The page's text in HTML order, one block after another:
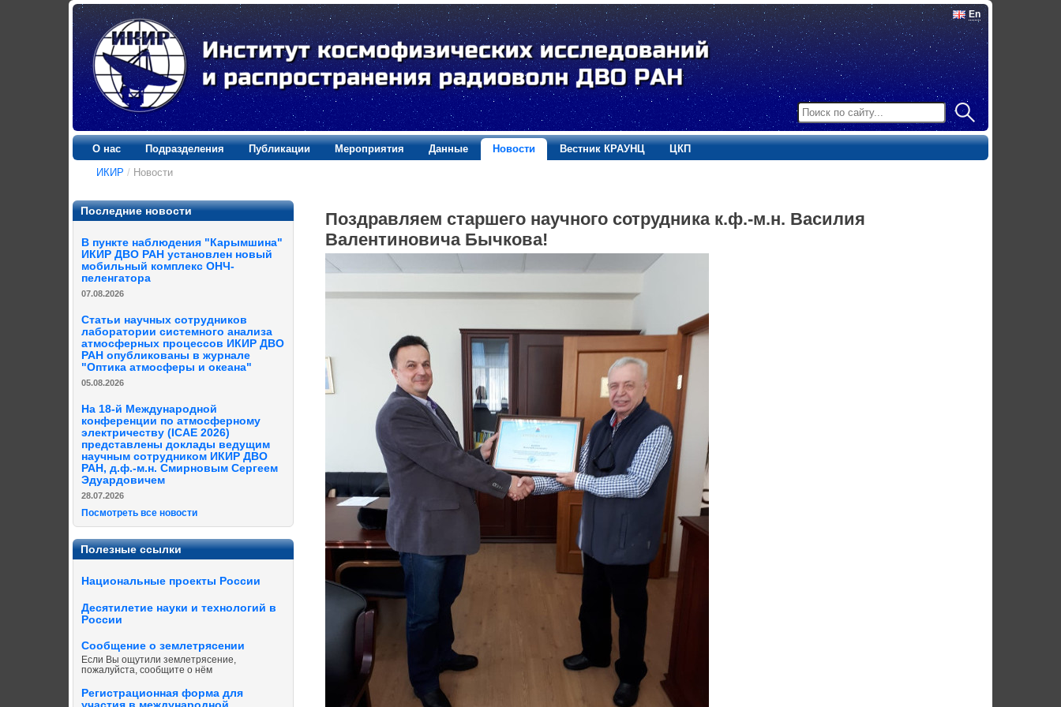
En
О нас Подразделения Публикации Мероприятия Данные Новости Вестник КРАУНЦ
ЦКП
ИКИР / Новости
Последние новости
В пункте наблюдения "Карымшина"
ИКИР ДВО РАН установлен новый
мобильный комплекс ОНЧ-
пеленгатора
07.08.2026
Статьи научных сотрудников
лаборатории системного анализа
атмосферных процессов ИКИР ДВО
РАН опубликованы в журнале
"Оптика атмосферы и океана"
05.08.2026
На 18-й Международной
конференции по атмосферному
электричеству (ICAE 2026)
представлены доклады ведущим
научным сотрудником ИКИР ДВО
РАН, д.ф.-м.н. Смирновым Сергеем
Эдуардовичем
28.07.2026
Посмотреть все новости
Полезные ссылки
Национальные проекты России
Десятилетие науки и технологий в
России
Сообщение о землетрясении
Если Вы ощутили землетрясение,
пожалуйста, сообщите о нём
Регистрационная форма для
Поздравляем старшего научного сотрудника к.ф.-м.н. Василия
Валентиновича Бычкова!